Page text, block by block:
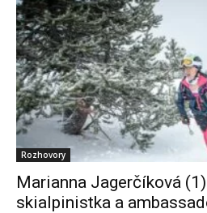
Rozhovory
Marianna Jagerčíková
skialpinistka a